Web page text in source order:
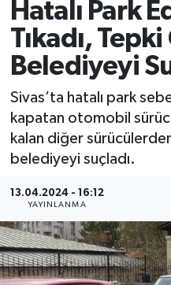
Hatalı Park
Tıkadı,
Belediyeyi
Sivas’ta hatalı park
kapatan otomobil
kalan diğer
belediyeyi suçladı.
13.04.2024 - 16:12
YAYINLANMA
Ekonomi
Teknoloji
Sağlık
Süper Lig Puan
Tüm Manşetler
Son Dakika
Haber Arşivi